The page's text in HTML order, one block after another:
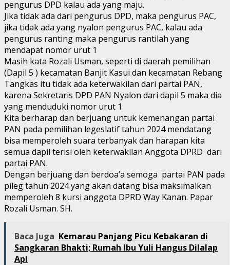
pengurus DPD kalau ada yang maju.
Jika tidak ada dari pengurus DPD, maka pengurus PAC,
jika tidak ada yang nyalon pengurus PAC, kalau ada
pengurus ranting maka pengurus rantilah yang
mendapat nomor urut 1
Masih kata Rozali Usman, seperti di daerah pemilihan
(Dapil 5 ) kecamatan Banjit Kasui dan kecamatan Rebang
Tangkas itu tidak ada keterwakilan dari partai PAN,
karena Sekretaris DPD PAN Nyalon dari dapil 5 maka dia
yang menduduki nomor urut 1
Kita berharap dan berjuang untuk kemenangan partai
PAN pada pemilihan legeslatif tahun 2024 mendatang
bisa memperoleh suara terbanyak dan harapan kita
semua dapil terisi oleh keterwakilan Anggota DPRD dari
partai PAN.
Dengan berjuang dan berdoa’a semoga partai PAN pada
pileg tahun 2024 yang akan datang bisa maksimalkan
memperoleh 8 kursi anggota DPRD Way Kanan. Papar
Rozali Usman. SH.
Baca Juga Kemarau Panjang Picu Kebakaran di
Sangkaran Bhakti; Rumah Ibu Yuli Hangus Dilalap
Api